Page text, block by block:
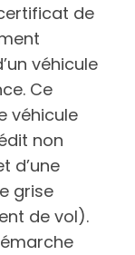
de
véhicule
Ce
véhicule
non
d’une
grise
de vol).